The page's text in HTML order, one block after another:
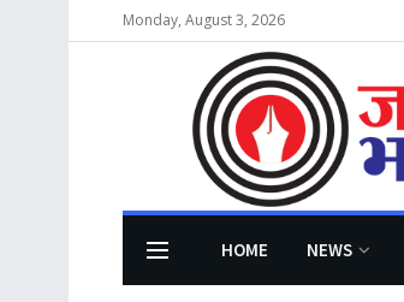
Monday, August 3, 2026
HOME NEWS